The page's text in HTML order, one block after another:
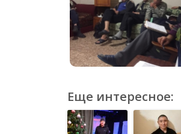
Еще интересное: